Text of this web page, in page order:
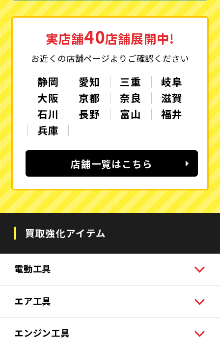
実店舗40店舗展開中!
お近くの店舗ページよりご確認ください
静岡 愛知 三重
岐阜
大阪
京都 奈良
滋賀
石川
長野 富山
福井
兵庫
店舗一覧はこちら
買取強化アイテム
電動工具
エア工具
エンジン工具